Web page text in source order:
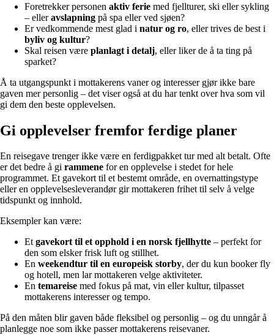
Foretrekker personen aktiv ferie med fjellturer, ski eller sykling
– elleravslapning på spa eller ved sjøen?
Er vedkommende mest glad i natur og ro, eller trives de best i
byliv og kultur?
Skal reisen være planlagt i detalj, eller liker de å ta ting på
sparket?
Å ta utgangspunkt i mottakerens vaner og interesser gjør ikke bare
gaven mer personlig – det viser også at du har tenkt over hva som vil
gi dem den beste opplevelsen.
Gi opplevelser fremfor ferdige planer
En reisegave trenger ikke være en ferdigpakket tur med alt betalt. Ofte
er det bedre å gi rammene for en opplevelse i stedet for hele
programmet. Et gavekort til et bestemt område, en overnattingstype
eller en opplevelsesleverandør gir mottakeren frihet til selv å velge
tidspunkt og innhold.
Eksempler kan være:
Etgavekort til et opphold i en norsk fjellhytte – perfekt for
den som elsker frisk luft og stillhet.
En weekendtur til en europeisk storby, der du kun booker fly
og hotell, men lar mottakeren velge aktiviteter.
En temareise med fokus på mat, vin eller kultur, tilpasset
mottakerens interesser og tempo.
På den måten blir gaven både fleksibel og personlig – og du unngår å
planlegge noe som ikke passer mottakerens reisevaner.